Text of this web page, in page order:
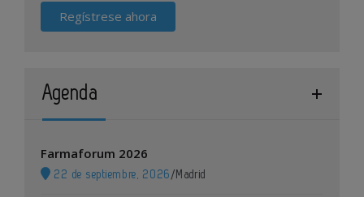
Regístrese ahora
Agenda
Farmaforum 2026
22 de septiembre, 2026 / Madrid